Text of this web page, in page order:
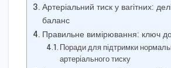
Артеріальний тиск у вагітних:
баланс
Правильне вимірювання: ключ
Поради для підтримки
артеріального тиску